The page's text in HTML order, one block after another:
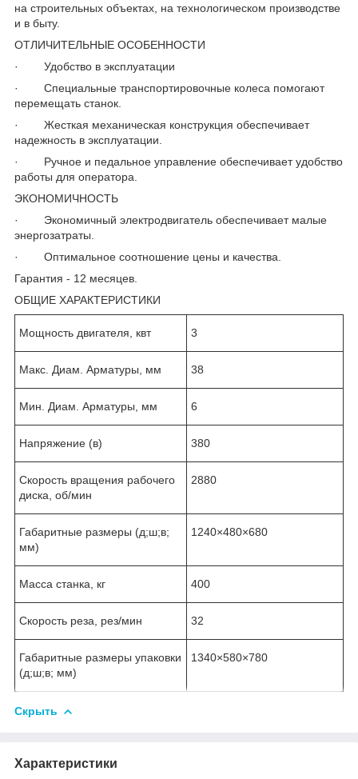
на строительных объектах, на технологическом производстве
и в быту.
ОТЛИЧИТЕЛЬНЫЕ ОСОБЕННОСТИ
· Удобство в эксплуатации
· Специальные транспортировочные колеса помогают
перемещать станок.
· Жесткая механическая конструкция обеспечивает
надежность в эксплуатации.
· Ручное и педальное управление обеспечивает удобство
работы для оператора.
ЭКОНОМИЧНОСТЬ
· Экономичный электродвигатель обеспечивает малые
энергозатраты.
· Оптимальное соотношение цены и качества.
Гарантия - 12 месяцев.
ОБЩИЕ ХАРАКТЕРИСТИКИ
Мощность двигателя, квт 3
Макс. Диам. Арматуры, мм 38
Мин. Диам. Арматуры, мм 6
Напряжение (в) 380
Скорость вращения рабочего
диска, об/мин
2880
Габаритные размеры (д;ш;в;
мм)
1240×480×680
Масса станка, кг 400
Скорость реза, рез/мин 32
Габаритные размеры упаковки
(д;ш;в; мм)
1340×580×780
Скрыть
Характеристики